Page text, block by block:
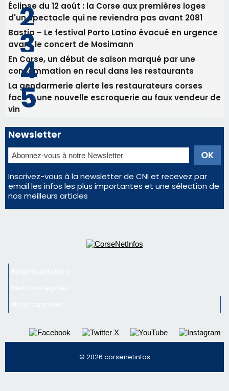
Éclipse du 12 août : la Corse aux premières loges
d'un spectacle qui ne reviendra pas avant 2081
Bastia – Le festival Porto Latino évacué en urgence
avant le concert de Mosimann
En Corse, un début de saison marqué par une
consommation en recul dans les restaurants
La gendarmerie alerte les restaurateurs corses
face à une nouvelle escroquerie au faux vendeur de
vin
Newsletter
Inscrivez-vous à la newsletter de CNI et recevez par
email les infos les plus importantes et une sélection de
nos meilleurs articles
© 2026 corsenetinfos